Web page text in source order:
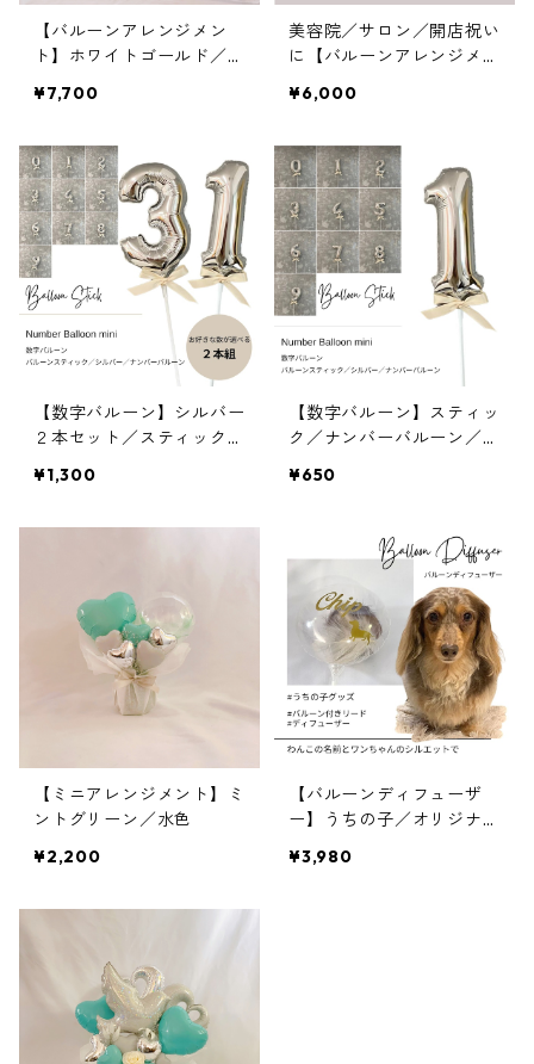
【バルーンアレンジメン
ト】ホワイトゴールド／エ
¥7,700
美容院／サロン／開店祝い
に【バルーンアレンジメン
¥6,000
【数字バルーン】シルバー
２本セット／スティック／
ム風船／約15cm
¥1,300
【数字バルーン】スティッ
ク／ナンバーバルーン／フ
15cm
¥650
【ミニアレンジメント】ミ
ントグリーン／水色
¥2,200
【バルーンディフューザ
ー】うちの子／オリジナル
ト入り／ルームフレグラン
¥3,980